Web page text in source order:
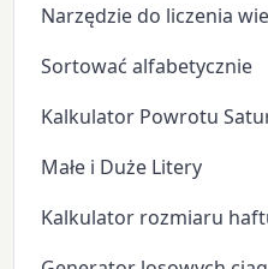
Narzędzie do liczenia
Sortować alfabetycznie
Kalkulator Powrotu
Małe i Duże Litery
Kalkulator rozmiaru